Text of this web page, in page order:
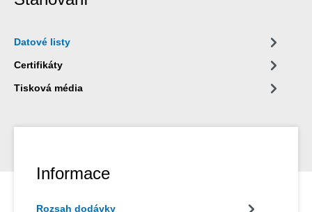
Datové listy
Certifikáty
Tisková média
Informace
Rozsah dodávky